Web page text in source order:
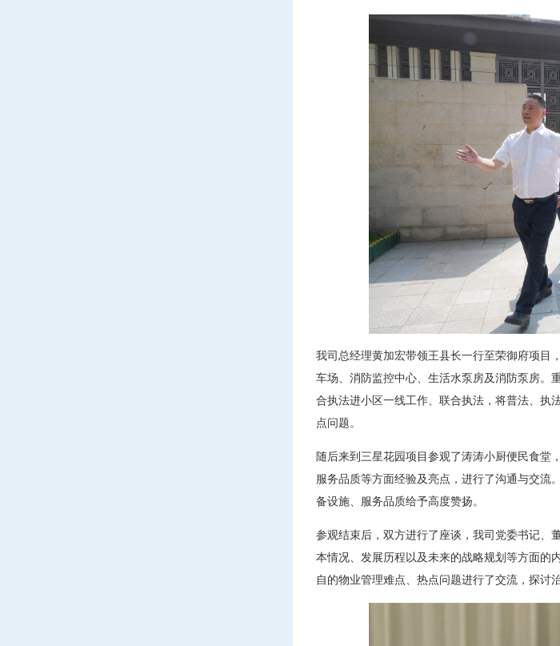
我司总经理黄加宏带领王县长一行至荣御府项目
车场、消防监控中心、生活水泵房及消防泵房。
合执法进小区一线工作、联合执法，将普法、执
点问题。
随后来到三星花园项目参观了涛涛小厨便民食堂
服务品质等方面经验及亮点，进行了沟通与交流
备设施、服务品质给予高度赞扬。
参观结束后，双方进行了座谈，我司党委书记、
本情况、发展历程以及未来的战略规划等方面的
自的物业管理难点、热点问题进行了交流，探讨